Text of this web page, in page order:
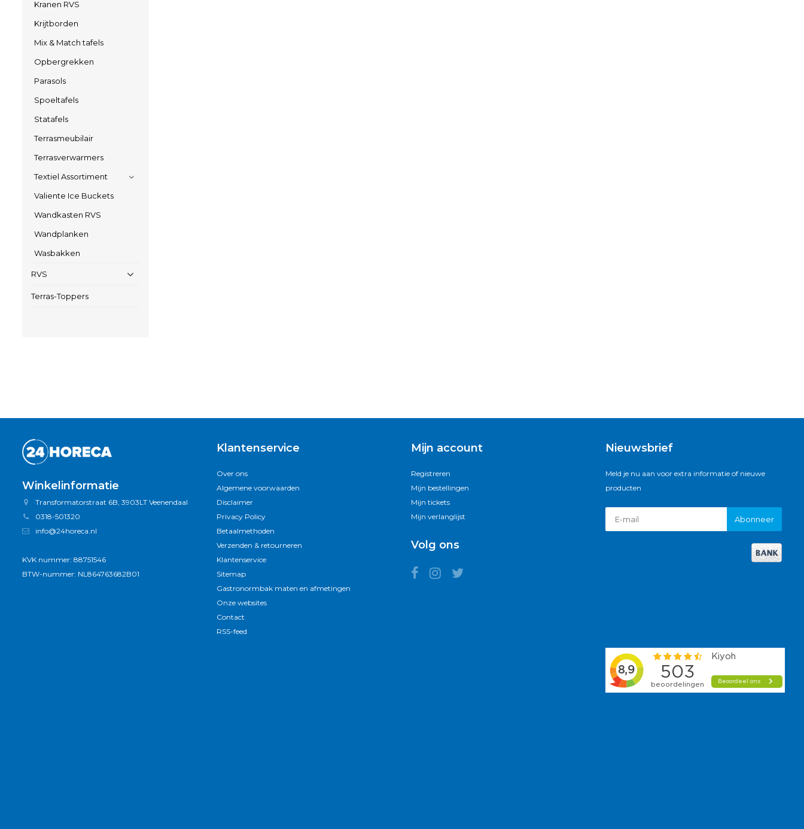
Kranen RVS
Krijtborden
Mix & Match tafels
Opbergrekken
Parasols
Spoeltafels
Statafels
Terrasmeubilair
Terrasverwarmers
Textiel Assortiment
Valiente Ice Buckets
Wandkasten RVS
Wandplanken
Wasbakken
RVS
Terras-Toppers
Winkelinformatie
Transformatorstraat 6B, 3903LT Veenendaal
0318-501320
info@24horeca.nl
KVK nummer: 88751546
BTW-nummer: NL864763682B01
Klantenservice
Over ons
Algemene voorwaarden
Disclaimer
Privacy Policy
Betaalmethoden
Verzenden & retourneren
Klantenservice
Sitemap
Gastronormbak maten en afmetingen
Onze websites
Contact
RSS-feed
Mijn account
Registreren
Mijn bestellingen
Mijn tickets
Mijn verlanglijst
Volg ons
Nieuwsbrief
Meld je nu aan voor extra informatie of nieuwe
producten
Abonneer